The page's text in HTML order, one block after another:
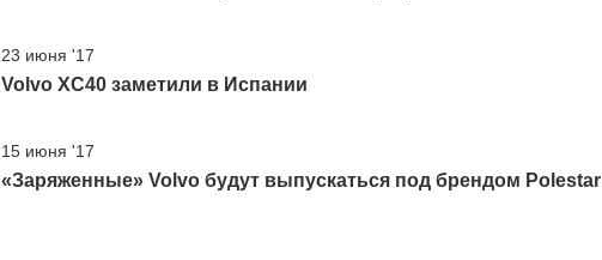
23 июня '17
Volvo XC40 заметили в Испании
15 июня '17
«Заряженные» Volvo будут выпускаться под брендом Polestar